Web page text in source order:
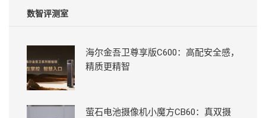
数智评测室
海尔金吾卫尊享版C600：高配安全感，
精质更精智
萤石电池摄像机小魔方CB60：真双摄